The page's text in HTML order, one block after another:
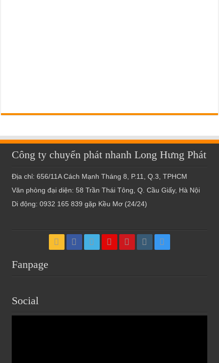
Công ty chuyển phát nhanh Long Hưng Phát
Địa chỉ: 656/11A Cách Mạnh Tháng 8, P.11, Q.3, TPHCM
Văn phòng đại diện: 58 Trần Thái Tông, Q. Cầu Giấy, Hà Nội
Di động: 0932 165 839 gặp Kều Mơ (24/24)
Fanpage
Social